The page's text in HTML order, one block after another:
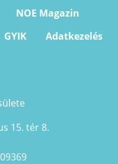
NOE Magazin
GYIK Adatkezelés
15. tér 8.